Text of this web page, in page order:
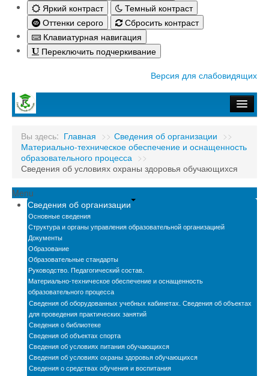
Яркий контраст
Темный контраст
Оттенки серого
Сбросить контраст
Клавиатурная навигация
Переключить подчеркивание
Версия для слабовидящих
Абитуриенту-2026
Студенту
Новости
Бассейн
Автошкола
Мастерские
Обратная связь
БПОО
Карта сайта
Электронная информационно-образовательная
среда
Вы здесь: Главная >> Сведения об организации >>
Материально-техническое обеспечение и оснащенность
образовательного процесса >>
Сведения об условиях охраны здоровья обучающихся
Menu
Сведения об организации
Основные сведения
Структура и органы управления образовательной организацией
Документы
Образование
Образовательные стандарты
Руководство. Педагогический состав.
Материально-техническое обеспечение и оснащенность
образовательного процесса
Сведения об оборудованных учебных кабинетах. Сведения об объектах
для проведения практических занятий
Сведения о библиотеке
Сведения об объектах спорта
Сведения об условиях питания обучающихся
Сведения об условиях охраны здоровья обучающихся
Сведения о средствах обучения и воспитания